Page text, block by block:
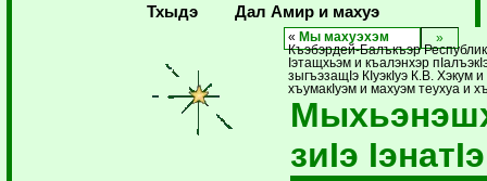
Тхыдэ
Дал Амир и махуэ
« Мы махуэхэм
Къэбэрдей-Балъкъэр
Iэтащхьэм и къалэнхэр
зыгъэзащIэ КIуэкIуэ К.В. Хэкум и
хъумакIуэм и махуэм теухуа и
зиIэ IэнатIэ